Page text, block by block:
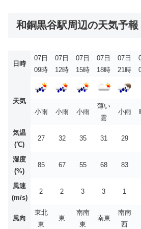
和銅黒谷駅周辺の天気予報
日時
07日
09時
07日
12時
07日
15時
07日
18時
07日
21時
天気
小雨
小雨 小雨
薄い
雲
小雨
気温
(℃)
27 32 35 31 29
湿度
(%)
85 67 55 68 83
風速
(m/s)
2 2 3 3 1
風向
東北
東
東
南南
東
南東
南南
西